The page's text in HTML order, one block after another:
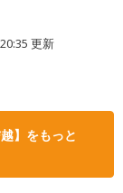
更新
】をもっと